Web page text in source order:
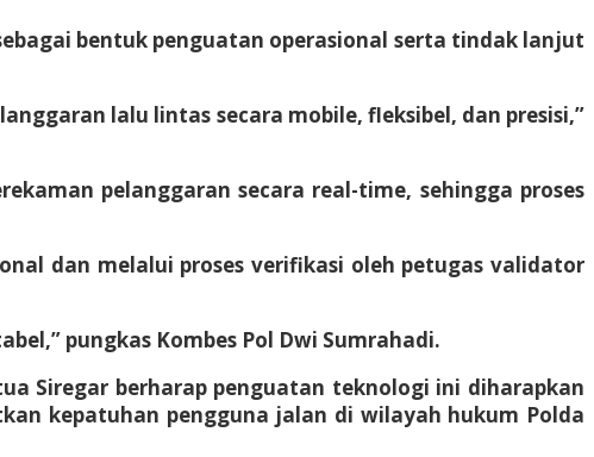
bentuk penguatan operasional serta tindak lanjut
lalu lintas secara mobile, fleksibel, dan presisi,”
pelanggaran secara real-time, sehingga proses
dan melalui proses verifikasi oleh petugas validator
pungkas Kombes Pol Dwi Sumrahadi.
Siregar berharap penguatan teknologi ini diharapkan
kepatuhan pengguna jalan di wilayah hukum Polda